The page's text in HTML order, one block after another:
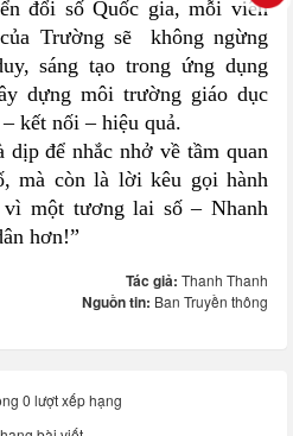
đổi số Quốc gia, mỗi viên
Trường sẽ không ngừng
sáng tạo trong ứng dụng
dựng môi trường giáo dục
kết nối – hiệu quả.
để nhắc nhở về tầm quan
mà còn là lời kêu gọi hành
vì một tương lai số – Nhanh
hơn!”
Tác giả: Thanh Thanh
Nguồn tin: Ban Truyền thông
0 lượt xếp hạng